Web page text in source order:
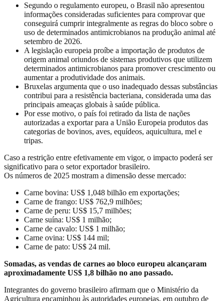
Segundo o regulamento europeu, o Brasil não apresentou
informações consideradas suficientes para comprovar que
conseguirá cumprir integralmente as regras do bloco sobre o
uso de determinados antimicrobianos na produção animal até
setembro de 2026.
A legislação europeia proíbe a importação de produtos de
origem animal oriundos de sistemas produtivos que utilizem
determinados antimicrobianos para promover crescimento ou
aumentar a produtividade dos animais.
Bruxelas argumenta que o uso inadequado dessas substâncias
contribui para a resistência bacteriana, considerada uma das
principais ameaças globais à saúde pública.
Por esse motivo, o país foi retirado da lista de nações
autorizadas a exportar para a União Europeia produtos das
categorias de bovinos, aves, equídeos, aquicultura, mel e
tripas.
Caso a restrição entre efetivamente em vigor, o impacto poderá ser
significativo para o setor exportador brasileiro.
Os números de 2025 mostram a dimensão desse mercado:
Carne bovina: US$ 1,048 bilhão em exportações;
Carne de frango: US$ 762,9 milhões;
Carne de peru: US$ 15,7 milhões;
Carne suína: US$ 1 milhão;
Carne de cavalo: US$ 1 milhão;
Carne ovina: US$ 144 mil;
Carne de pato: US$ 24 mil.
Somadas, as vendas de carnes ao bloco europeu alcançaram
aproximadamente US$ 1,8 bilhão no ano passado.
Integrantes do governo brasileiro afirmam que o Ministério da
Agricultura encaminhou às autoridades europeias, em outubro de